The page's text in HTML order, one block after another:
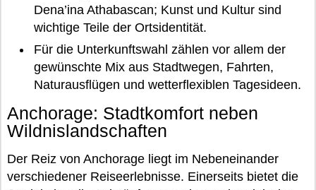
Dena’ina Athabascan; Kunst und Kultur sind
wichtige Teile der Ortsidentität.
Für die Unterkunftswahl zählen vor allem der
gewünschte Mix aus Stadtwegen, Fahrten,
Naturausflügen und wetterflexiblen Tagesideen.
Anchorage: Stadtkomfort neben
Wildnislandschaften
Der Reiz von Anchorage liegt im Nebeneinander
verschiedener Reiseerlebnisse. Einerseits bietet die